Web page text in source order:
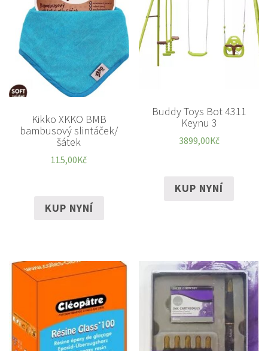
Kikko XKKO BMB
bambusový slintáček/
šátek
115,00Kč
KUP NYNÍ
Buddy Toys Bot 4311
Keynu 3
3899,00Kč
KUP NYNÍ